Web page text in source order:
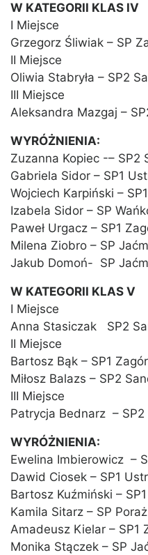
W KATEGORII KLAS IV
I Miejsce
Grzegorz Śliwiak – SP
II Miejsce
Oliwia Stabryła – SP2
III Miejsce
Aleksandra Mazgaj –
WYRÓŻNIENIA:
Zuzanna Kopiec -– SP2
Gabriela Sidor – SP1
Wojciech Karpiński –
Izabela Sidor – SP
Paweł Urgacz – SP1
Milena Ziobro – SP
Jakub Domoń- SP
W KATEGORII KLAS V
I Miejsce
Anna Stasiczak SP2
II Miejsce
Bartosz Bąk – SP1
Miłosz Balazs – SP2
III Miejsce
Patrycja Bednarz – SP2
WYRÓŻNIENIA:
Ewelina Imbierowicz –
Dawid Ciosek – SP1
Bartosz Kuźmiński –
Kamila Sitarz – SP Poraż
Amadeusz Kielar – SP1
Monika Stączek – SP